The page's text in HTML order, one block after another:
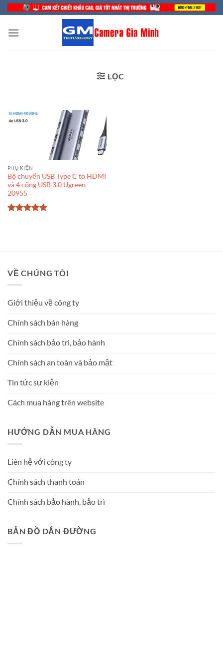
Bỏ
qua
nội
LỌC
PHỤ KIỆN
Bộ chuyển USB Type C to HDMI
và 4 cổng USB 3.0 Ugreen
20955
VỀ CHÚNG TÔI
Giới thiệu về công ty
Chính sách bán hàng
Chính sách bảo trì, bảo hành
Chính sách an toàn và bảo mật
Tin tức sự kiện
Cách mua hàng trên website
HƯỚNG DẪN MUA HÀNG
Liên hệ với công ty
Chính sách thanh toán
Chính sách bảo hành, bảo trì
BẢN ĐỒ DẪN ĐƯỜNG